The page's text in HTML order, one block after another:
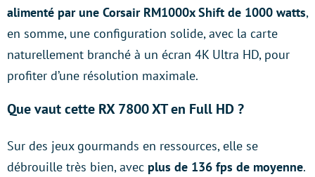
alimenté par une Corsair RM1000x Shift de 1000 watts,
en somme, une configuration solide, avec la carte
naturellement branché à un écran 4K Ultra HD, pour
profiter d’une résolution maximale.
Que vaut cette RX 7800 XT en Full HD ?
Sur des jeux gourmands en ressources, elle se
débrouille très bien, avec plus de 136 fps de moyenne.